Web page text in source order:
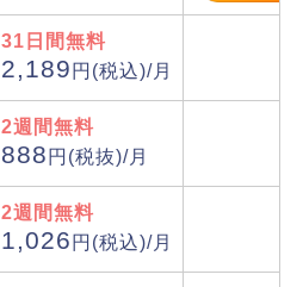
31日間無料
2,189 円(税込)/月
2週間無料
888 円(税抜)/月
2週間無料
1,026 円(税込)/月